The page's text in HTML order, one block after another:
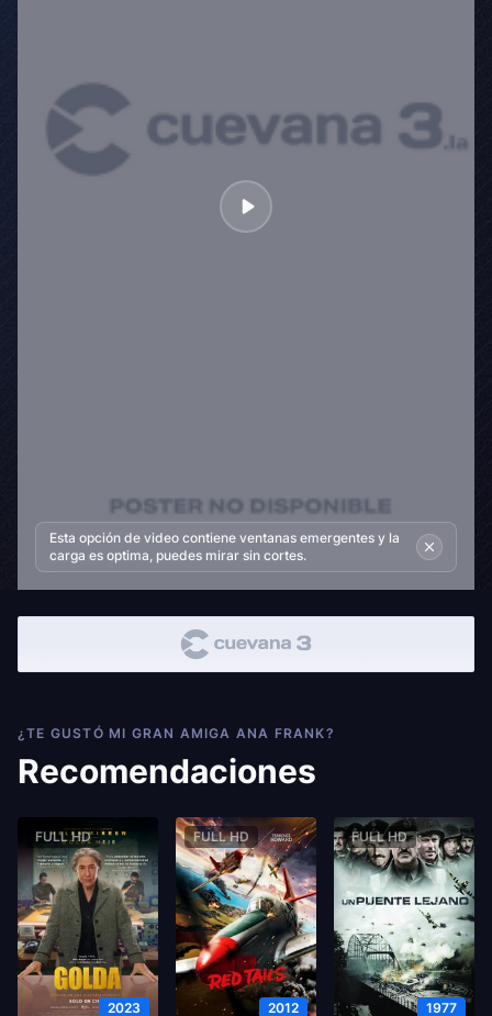
Esta opción de video contiene ventanas emergentes y la
carga es optima, puedes mirar sin cortes.
¿TE GUSTÓ MI GRAN AMIGA ANA FRANK?
Recomendaciones
FULL HD
2023
FULL HD
2012
FULL HD
1977